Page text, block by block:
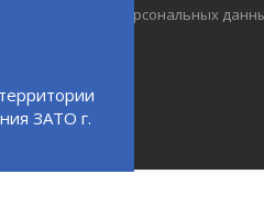
ЗАТО г.
обработки персональных